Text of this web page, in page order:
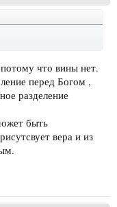
что вины нет.
перед Богом ,
разделение
быть
вера и из